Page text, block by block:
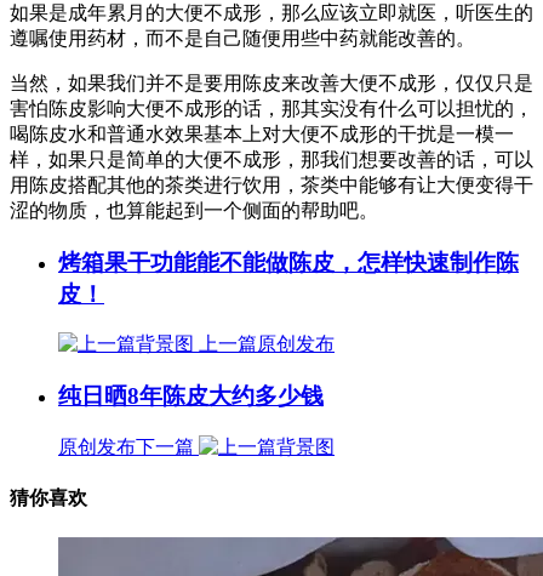
如果是成年累月的大便不成形，那么应该立即就医，听医生的
遵嘱使用药材，而不是自己随便用些中药就能改善的。
当然，如果我们并不是要用陈皮来改善大便不成形，仅仅只是
害怕陈皮影响大便不成形的话，那其实没有什么可以担忧的，
喝陈皮水和普通水效果基本上对大便不成形的干扰是一模一
样，如果只是简单的大便不成形，那我们想要改善的话，可以
用陈皮搭配其他的茶类进行饮用，茶类中能够有让大便变得干
涩的物质，也算能起到一个侧面的帮助吧。
烤箱果干功能能不能做陈皮，怎样快速制作陈
皮！
上一篇原创发布
纯日晒8年陈皮大约多少钱
原创发布下一篇
猜你喜欢